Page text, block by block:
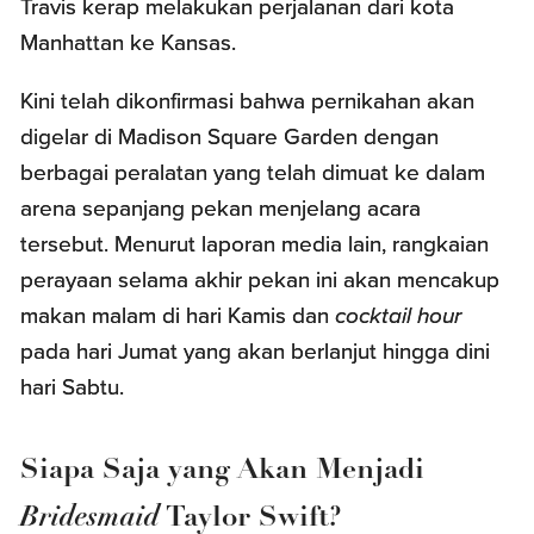
Travis kerap melakukan perjalanan dari kota
Manhattan ke Kansas.
Kini telah dikonfirmasi bahwa pernikahan akan
digelar di Madison Square Garden dengan
berbagai peralatan yang telah dimuat ke dalam
arena sepanjang pekan menjelang acara
tersebut. Menurut laporan media lain, rangkaian
perayaan selama akhir pekan ini akan mencakup
makan malam di hari Kamis dancocktail hour
pada hari Jumat yang akan berlanjut hingga dini
hari Sabtu.
Siapa Saja yang Akan Menjadi
Bridesmaid Taylor Swift?